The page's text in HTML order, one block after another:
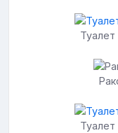
Туалет
Туалет